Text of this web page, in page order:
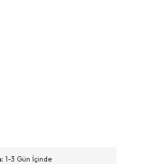
1-3 Gün İçinde